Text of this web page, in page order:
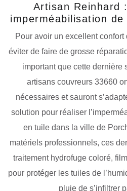
Artisan Reinhard
imperméabilisation
Pour avoir un excellent
éviter de faire de grosse
important que cette dernière
artisans couvreurs 33660
nécessaires et sauront
solution pour réaliser
en tuile dans la ville de
matériels professionnels, ces
traitement hydrofuge coloré,
pour protéger les tuiles de
pluie de s’infiltrer